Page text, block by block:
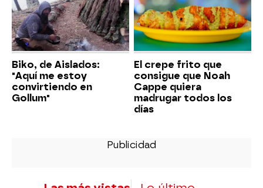
Biko, de Aislados:
"Aquí me estoy
convirtiendo en
Gollum"
El crepe frito que
consigue que Noah
Cappe quiera
madrugar todos los
días